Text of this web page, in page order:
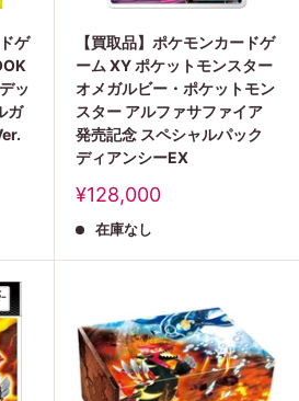
ゲ
ッ
ガ
【買取品】ポケモンカードゲ
ーム XY ポケットモンスター
オメガルビー・ポケットモン
スター アルファサファイア
発売記念 スペシャルパック
ディアンシーEX
販
価
¥128,000
在庫なし